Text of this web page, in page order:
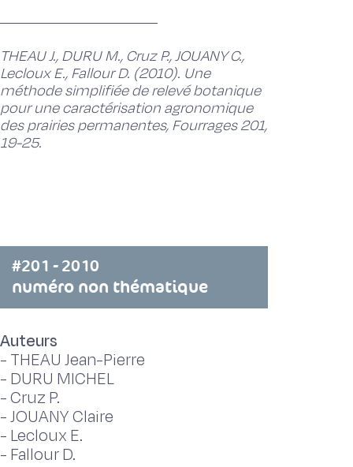
THEAU J., DURU M., Cruz P., JOUANY C.,
Lecloux E., Fallour D. (2010). Une
méthode simplifiée de relevé botanique
pour une caractérisation agronomique
des prairies permanentes, Fourrages 201,
19-25.
#201 - 2010
numéro non thématique
Auteurs
- THEAU Jean-Pierre
- DURU MICHEL
-Cruz P.
-JOUANY Claire
- Lecloux E.
- Fallour D.